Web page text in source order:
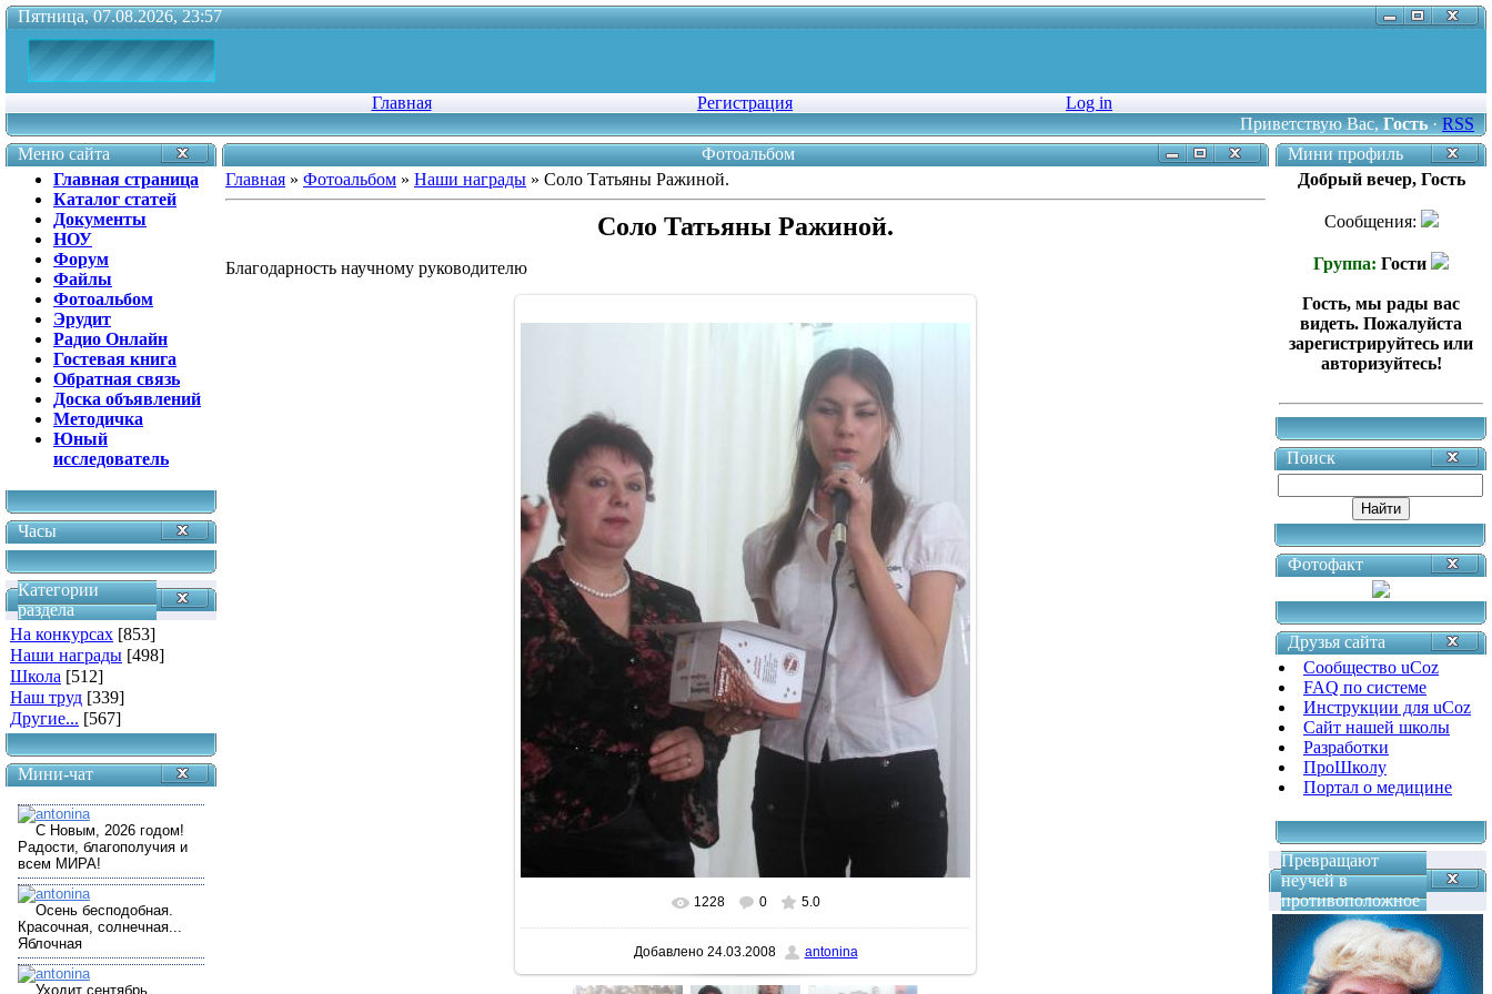
Пятница, 07.08.2026, 23:57
Главная Регистрация
Log in
Приветствую Вас,Гость·RSS
Меню сайта
Главная страница
Каталог статей
Документы
НОУ
Форум
Файлы
Фотоальбом
Эрудит
Радио Онлайн
Гостевая книга
Обратная связь
Доска объявлений
Методичка
Юный
исследователь
Часы
Категории
раздела
На конкурсах [853]
Наши награды [498]
Школа [512]
Наш труд [339]
Другие... [567]
Мини-чат
Фотоальбом
Главная » Фотоальбом » Наши награды » Соло Татьяны Ражиной.
Соло Татьяны Ражиной.
Благодарность научному руководителю
В реальном размере 768x948
1228 0 5.0
Добавлено24.03.2008 antonina
Мини профиль
Добрый вечер, Гость
Сообщения:
Группа: Гости
Гость, мы рады вас
видеть. Пожалуйста
зарегистрируйтесь или
авторизуйтесь!
Поиск
Фотофакт
Друзья сайта
Сообщество uCoz
FAQ по системе
Инструкции для uCoz
Сайт нашей школы
Разработки
ПроШколу
Портал о медицине
Превращают
неучей в
противоположное